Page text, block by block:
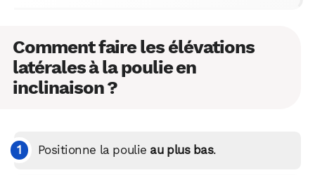
Comment faire les élévations
latérales à la poulie en
inclinaison ?
Positionne la poulie au plus bas.